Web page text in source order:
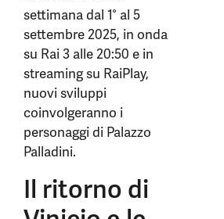
settimana dal 1° al 5
settembre 2025, in onda
su Rai 3 alle 20:50 e in
streaming su RaiPlay,
nuovi sviluppi
coinvolgeranno i
personaggi di Palazzo
Palladini.
Il ritorno di